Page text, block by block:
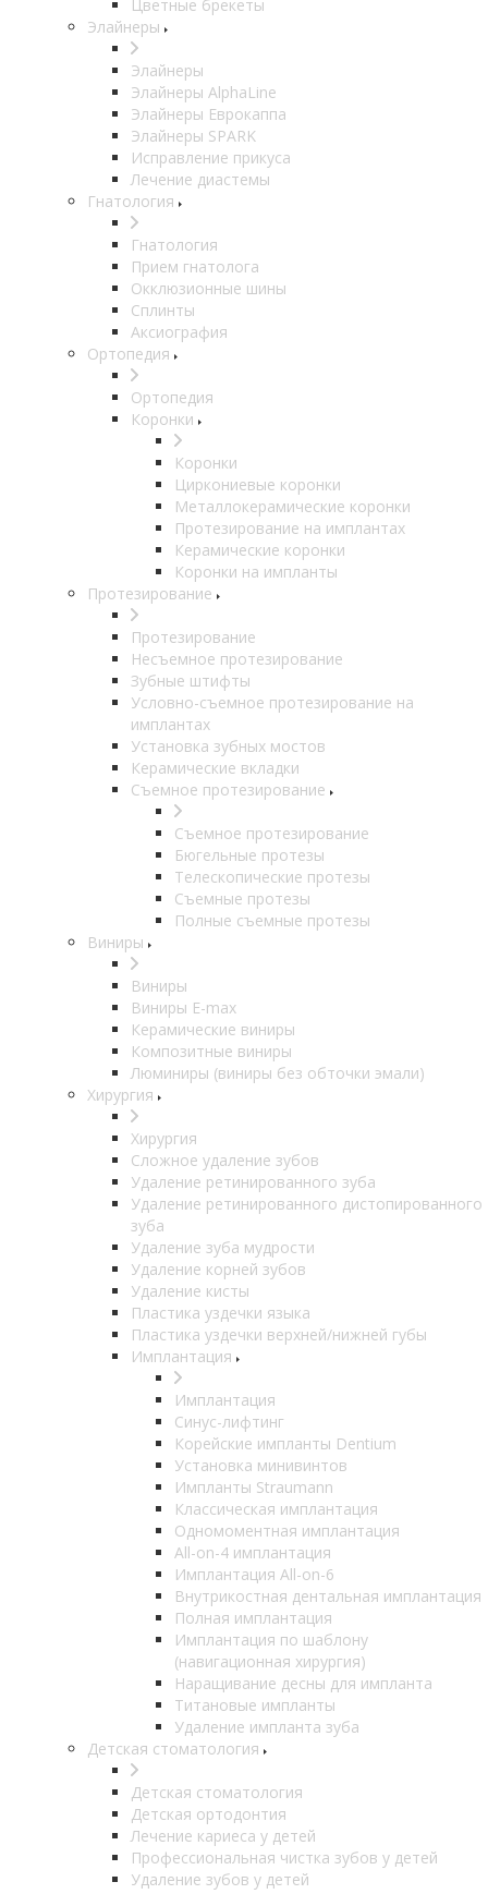
Цветные брекеты
Элайнеры
Элайнеры
Элайнеры AlphaLine
Элайнеры Еврокаппа
Элайнеры SPARK
Исправление прикуса
Лечение диастемы
Гнатология
Гнатология
Прием гнатолога
Окклюзионные шины
Сплинты
Аксиография
Ортопедия
Ортопедия
Коронки
Коронки
Циркониевые коронки
Металлокерамические коронки
Протезирование на имплантах
Керамические коронки
Коронки на импланты
Протезирование
Протезирование
Несъемное протезирование
Зубные штифты
Условно-съемное протезирование на
имплантах
Установка зубных мостов
Керамические вкладки
Съемное протезирование
Съемное протезирование
Бюгельные протезы
Телескопические протезы
Съемные протезы
Полные съемные протезы
Виниры
Виниры
Виниры E-max
Керамические виниры
Композитные виниры
Люминиры (виниры без обточки эмали)
Хирургия
Хирургия
Сложное удаление зубов
Удаление ретинированного зуба
Удаление ретинированного дистопированного
зуба
Удаление зуба мудрости
Удаление корней зубов
Удаление кисты
Пластика уздечки языка
Пластика уздечки верхней/нижней губы
Имплантация
Имплантация
Синус-лифтинг
Корейские импланты Dentium
Установка минивинтов
Импланты Straumann
Классическая имплантация
Одномоментная имплантация
All-on-4 имплантация
Имплантация All-on-6
Внутрикостная дентальная имплантация
Полная имплантация
Имплантация по шаблону
(навигационная хирургия)
Наращивание десны для импланта
Титановые импланты
Удаление импланта зуба
Детская стоматология
Детская стоматология
Детская ортодонтия
Лечение кариеса у детей
Профессиональная чистка зубов у детей
Удаление зубов у детей